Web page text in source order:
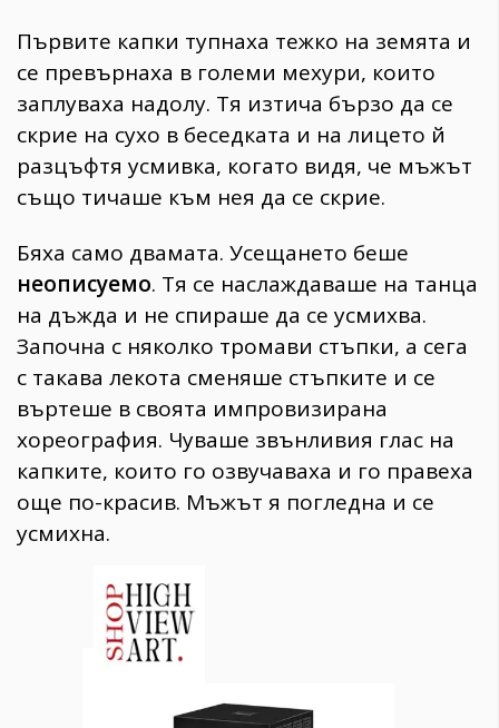
Първите капки тупнаха тежко на земята и
се превърнаха в големи мехури, които
заплуваха надолу. Тя изтича бързо да се
скрие на сухо в беседката и на лицето й
разцъфтя усмивка, когато видя, че мъжът
също тичаше към нея да се скрие.
Бяха само двамата. Усещането беше
неописуемо. Тя се наслаждаваше на танца
на дъжда и не спираше да се усмихва.
Започна с няколко тромави стъпки, а сега
с такава лекота сменяше стъпките и се
въртеше в своята импровизирана
хореография. Чуваше звънливия глас на
капките, които го озвучаваха и го правеха
още по-красив. Мъжът я погледна и се
усмихна.